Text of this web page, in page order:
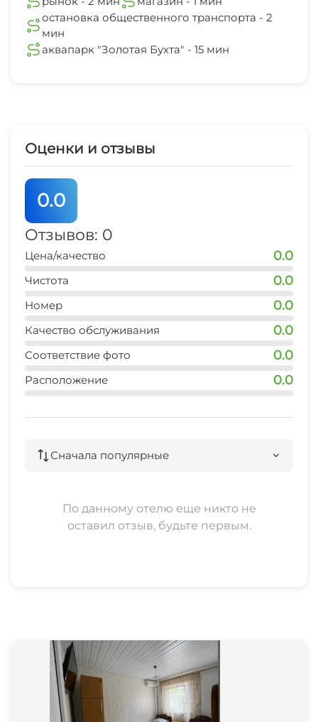
остановка общественного транспорта - 2
мин
аквапарк "Золотая Бухта" - 15 мин
Оценки и отзывы
0.0
Отзывов: 0
Цена/качество 0.0
Чистота 0.0
Номер 0.0
Качество обслуживания 0.0
Соответствие фото 0.0
Расположение 0.0
Сначала популярные
По данному отелю еще никто не
оставил отзыв, будьте первым.